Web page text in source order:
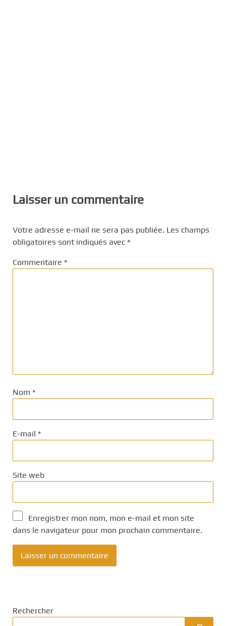
Laisser un commentaire
Votre adresse e-mail ne sera pas publiée. Les champs
obligatoires sont indiqués avec *
Commentaire *
Nom *
E-mail *
Site web
Enregistrer mon nom, mon e-mail et mon site
dans le navigateur pour mon prochain commentaire.
Rechercher